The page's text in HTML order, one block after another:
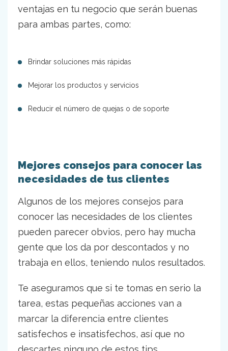
ventajas en tu negocio que serán buenas
para ambas partes, como:
Brindar soluciones más rápidas
Mejorar los productos y servicios
Reducir el número de quejas o de soporte
Mejores consejos para conocer las
necesidades de tus clientes
Algunos de los mejores consejos para
conocer las necesidades de los clientes
pueden parecer obvios, pero hay mucha
gente que los da por descontados y no
trabaja en ellos, teniendo nulos resultados.
Te aseguramos que si te tomas en serio la
tarea, estas pequeñas acciones van a
marcar la diferencia entre clientes
satisfechos e insatisfechos, así que no